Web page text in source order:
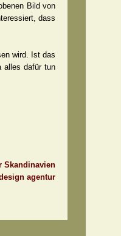
Bild von
dass
wird. Ist das
alles dafür tun
Skandinavien
agentur